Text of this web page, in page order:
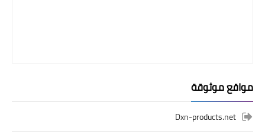
مواقع موثوقة
Dxn-products.net